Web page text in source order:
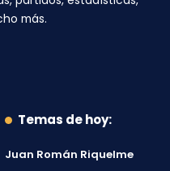
más.
Temas de hoy:
Juan Román Riquelme